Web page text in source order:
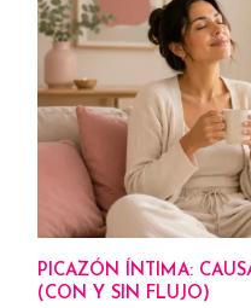
PICAZÓN ÍNTIMA:
(CON Y SIN FLUJO)